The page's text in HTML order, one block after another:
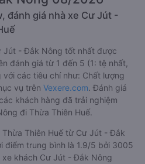
đánh giá nhà xe Cư Jút -
Jút - Đắk Nông tốt nhất được
đánh giá từ 1 đến 5 (1: tệ nhất,
các tiêu chí như: Chất lượng
vụ trên Vexere.com. Đánh giá
khách hàng đã trải nghiệm
đi Thừa Thiên Huế.
Thiên Huế từ Cư Jút - Đắk
điểm trung bình là 1.9/5 bởi 3005
xe khách Cư Jút - Đắk Nông